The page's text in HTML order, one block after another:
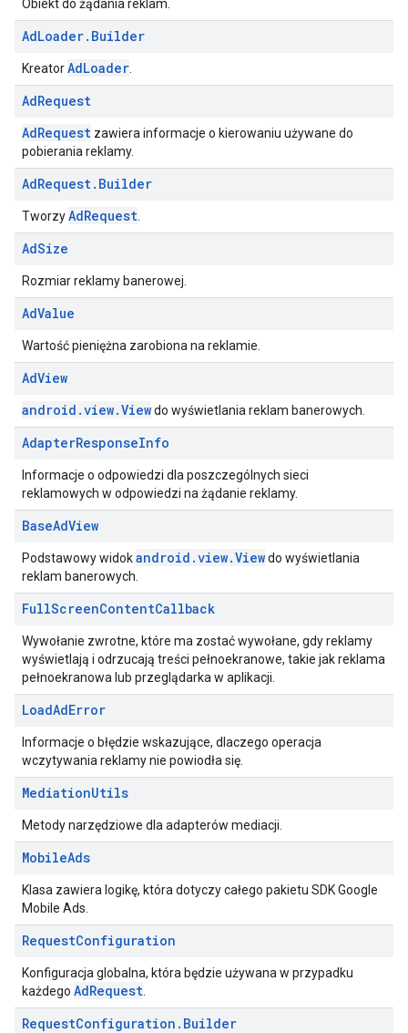
Obiekt do żądania reklam.
AdLoader. Builder
KreatorAdLoader
AdRequest
AdRequest zawiera informacje o kierowaniu używane do
pobierania reklamy.
AdRequest. Builder
TworzyAdRequest
AdSize
Rozmiar reklamy banerowej.
AdValue
Wartość pieniężna zarobiona na reklamie.
AdView
android.view.Viewdo wyświetlania reklam banerowych.
AdapterResponseInfo
Informacje o odpowiedzi dla poszczególnych sieci
reklamowych w odpowiedzi na żądanie reklamy.
BaseAdView
Podstawowy widokandroid.view.Viewdo wyświetlania
reklam banerowych.
FullScreenContentCallback
Wywołanie zwrotne, które ma zostać wywołane, gdy reklamy
wyświetlają i odrzucają treści pełnoekranowe, takie jak reklama
pełnoekranowa lub przeglądarka w aplikacji.
LoadAdError
Informacje o błędzie wskazujące, dlaczego operacja
wczytywania reklamy nie powiodła się.
MediationUtils
Metody narzędziowe dla adapterów mediacji.
MobileAds
Klasa zawiera logikę, która dotyczy całego pakietu SDK Google
Mobile Ads.
RequestConfiguration
Konfiguracja globalna, która będzie używana w przypadku
każdego AdRequest
RequestConfiguration . Builder